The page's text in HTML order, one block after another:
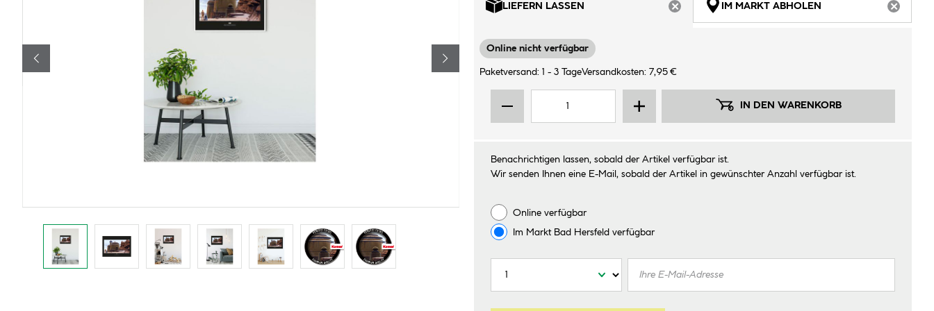
LIEFERN LASSEN
ARTIKEL NICHT VERFÜGBAR
IM MARKT ABHOLEN
Online nicht verfügbar
Paketversand: 1 - 3 TageVersandkosten: 7,95 €
IN DEN WARENKORB
Benachrichtigen lassen, sobald der Artikel verfügbar ist.
Wir senden Ihnen eine E-Mail, sobald der Artikel in gewünschter Anzahl verfügbar ist.
Online verfügbar
Im Markt Bad Hersfeld verfügbar